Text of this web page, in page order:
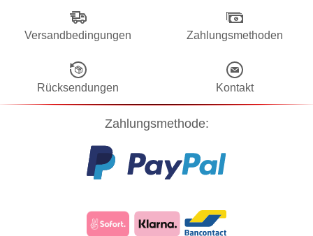
Versandbedingungen Zahlungsmethoden
Rücksendungen Kontakt
Zahlungsmethode: